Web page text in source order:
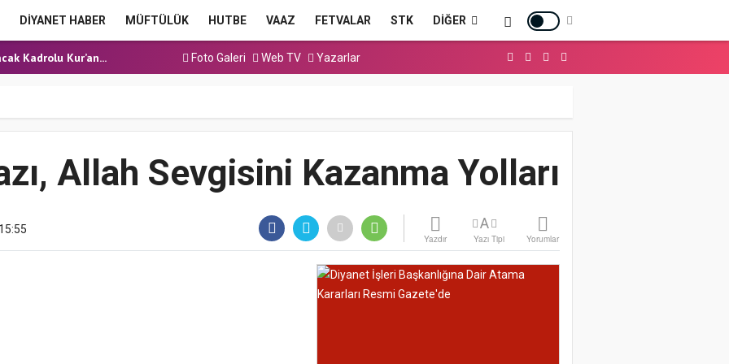
DİYANET HABER MÜFTÜLÜK HUTBE VAAZ FETVALAR STK DIĞER
Hutbesi
Hutbesi
Kadrolu Kur’an...
(Sözlü) So...
Hutbesi
Hutbesi
Hutbesi
Foto Galeri Web TV Yazarlar
Allah Sevgisini Kazanma Yolları
Yazdır
A
Yazı Tipi Yorumlar